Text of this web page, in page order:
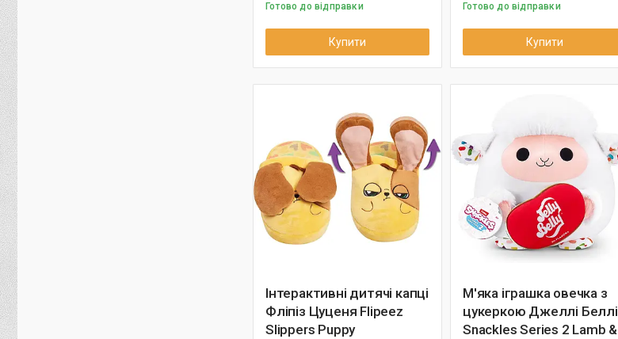
Готово до відправки
Купити
Готово до відправки
Купити
Інтерактивні дитячі капці
Фліпіз Цуценя Flipeez
Slippers Puppy
М'яка іграшка овечка з
цукеркою Джеллі Беллі
Snackles Series 2 Lamb &